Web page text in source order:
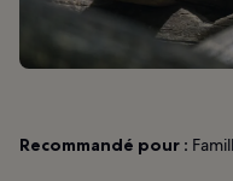
Recommandé pour :